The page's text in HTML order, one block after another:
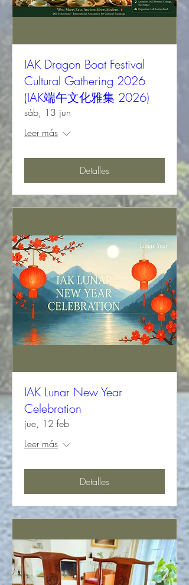
IAK Dragon Boat Festival
Cultural Gathering 2026
(IAK端午文化雅集 2026)
sáb, 13 jun
Leer más
Detalles
IAK Lunar New Year
Celebration
jue, 12 feb
Leer más
Detalles